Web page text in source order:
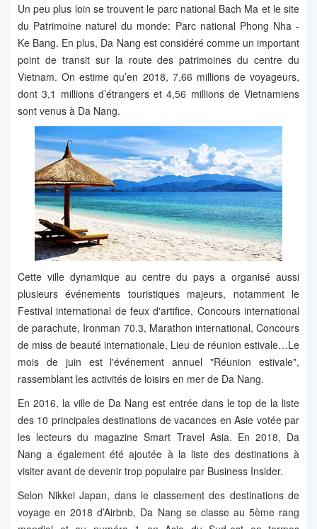
Un peu plus loin se trouvent le parc national Bach Ma et le site
du Patrimoine naturel du monde: Parc national Phong Nha -
Ke Bang. En plus, Da Nang est considéré comme un important
point de transit sur la route des patrimoines du centre du
Vietnam. On estime qu’en 2018, 7,66 millions de voyageurs,
dont 3,1 millions d’étrangers et 4,56 millions de Vietnamiens
sont venus à Da Nang.
Cette ville dynamique au centre du pays a organisé aussi
plusieurs événements touristiques majeurs, notamment le
Festival international de feux d'artifice, Concours international
de parachute, Ironman 70.3, Marathon international, Concours
de miss de beauté internationale, Lieu de réunion estivale…Le
mois de juin est l'événement annuel "Réunion estivale",
rassemblant les activités de loisirs en mer de Da Nang.
En 2016, la ville de Da Nang est entrée dans le top de la liste
des 10 principales destinations de vacances en Asie votée par
les lecteurs du magazine Smart Travel Asia. En 2018, Da
Nang a également été ajoutée à la liste des destinations à
visiter avant de devenir trop populaire par Business Insider.
Selon Nikkei Japan, dans le classement des destinations de
voyage en 2018 d’Airbnb, Da Nang se classe au 5ème rang